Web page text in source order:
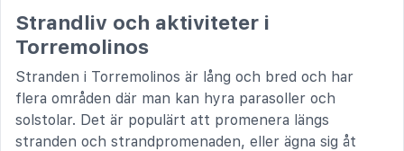
Strandliv och aktiviteter i
Torremolinos
Stranden i Torremolinos är lång och bred och har
flera områden där man kan hyra parasoller och
solstolar. Det är populärt att promenera längs
stranden och strandpromenaden, eller ägna sig åt